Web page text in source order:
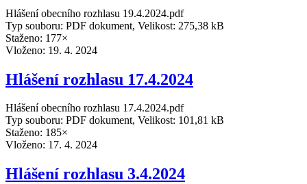
Hlášení obecního rozhlasu 19.4.2024.pdf
Typ souboru: PDF dokument, Velikost: 275,38 kB
Staženo: 177×
Vloženo: 19. 4. 2024
Hlášení rozhlasu 17.4.2024
Hlášení obecního rozhlasu 17.4.2024.pdf
Typ souboru: PDF dokument, Velikost: 101,81 kB
Staženo: 185×
Vloženo: 17. 4. 2024
Hlášení rozhlasu 3.4.2024